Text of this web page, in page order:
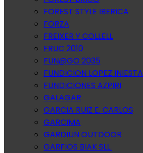
FOREST STYLE IBERICA
FORZA
FREIXER Y COLLELL
FRUC 2010
FUN@GO 2035
FUNDICION LOPEZ INIESTA
FUNDICIONES AZPIRI
GALAGAR
GARCIA RUIZ E. CARLOS
GARCIMA
GARDIUN OUTDOOR
GARFIOS BIAK SLL.